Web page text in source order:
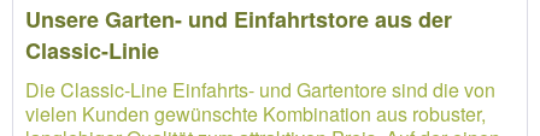
Unsere Garten- und Einfahrtstore aus der
Classic-Linie
Die Classic-Line Einfahrts- und Gartentore sind die von
vielen Kunden gewünschte Kombination aus robuster,